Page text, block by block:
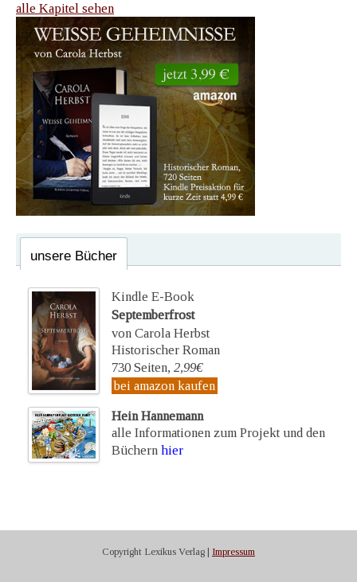
alle Kapitel sehen
unsere Bücher
Kindle E-Book
Septemberfrost
von Carola Herbst
Historischer Roman
730 Seiten, 2,99€
bei amazon kaufen
Hein Hannemann
alle Informationen zum Projekt und den
Büchern hier
Copyright Lexikus Verlag | Impressum